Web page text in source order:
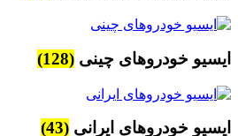
ایسیو خودروهای چینی (128)
ایسیو خودروهای ایرانی (43)